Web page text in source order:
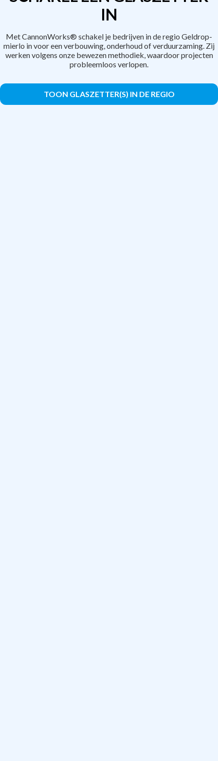
IN
Met CannonWorks® schakel je bedrijven in de regio Geldrop-
mierlo in voor een verbouwing, onderhoud of verduurzaming. Zij
werken volgens onze bewezen methodiek, waardoor projecten
probleemloos verlopen.
TOON GLASZETTER(S) IN DE REGIO